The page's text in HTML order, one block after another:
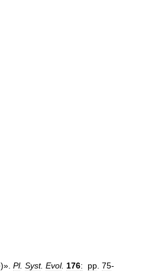
)». Pl. Syst. Evol. 176: pp 75-